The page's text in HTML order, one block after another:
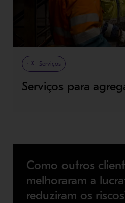
Serviços
Serviços para
Como outros
melhoraram a
reduziram os